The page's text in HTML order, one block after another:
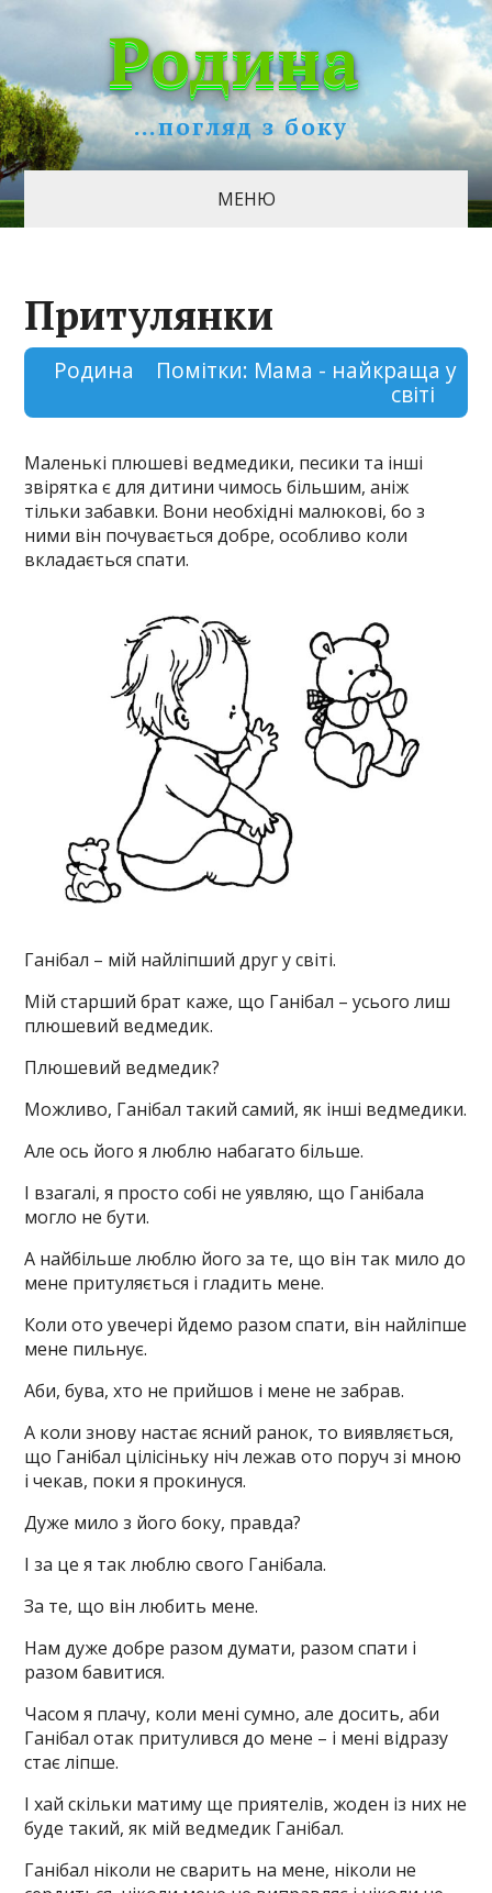
Родина
…погляд з боку
МЕНЮ
Притулянки
Родина Помітки: Мама - найкраща у
світі
Маленькі плюшеві ведмедики, песики та інші
звірятка є для дитини чимось більшим, аніж
тільки забавки. Вони необхідні малюкові, бо з
ними він почувається добре, особливо коли
вкладається спати.
Ганібал – мій найліпший друг у світі.
Мій старший брат каже, що Ганібал – усього лиш
плюшевий ведмедик.
Плюшевий ведмедик?
Можливо, Ганібал такий самий, як інші ведмедики.
Але ось його я люблю набагато більше.
І взагалі, я просто собі не уявляю, що Ганібала
могло не бути.
А найбільше люблю його за те, що він так мило до
мене притуляється і гладить мене.
Коли ото увечері йдемо разом спати, він найліпше
мене пильнує.
Аби, бува, хто не прийшов і мене не забрав.
А коли знову настає ясний ранок, то виявляється,
що Ганібал цілісіньку ніч лежав ото поруч зі мною
і чекав, поки я прокинуся.
Дуже мило з його боку, правда?
І за це я так люблю свого Ганібала.
За те, що він любить мене.
Нам дуже добре разом думати, разом спати і
разом бавитися.
Часом я плачу, коли мені сумно, але досить, аби
Ганібал отак притулився до мене – і мені відразу
стає ліпше.
І хай скільки матиму ще приятелів, жоден із них не
буде такий, як мій ведмедик Ганібал.
Ганібал ніколи не сварить на мене, ніколи не